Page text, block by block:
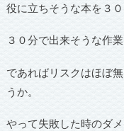
役に立ちそうな本を３０
３０分で出来そうな作業
であればリスクはほぼ
うか。
やって失敗した時のダ